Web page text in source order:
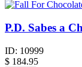
P.D. Sabes a
ID: 10999
$ 184.95